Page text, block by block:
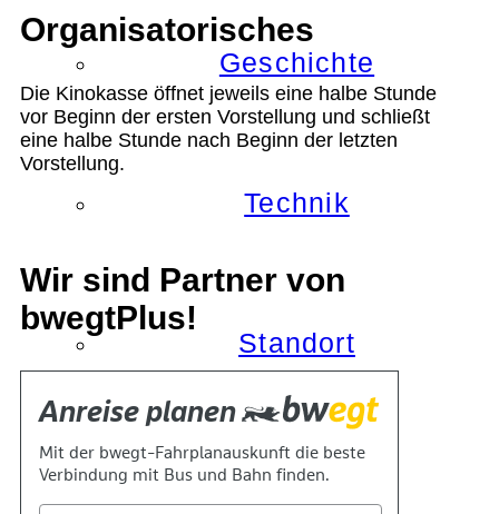
Geschichte
Technik
Standort
Verein
Organisatorisches
Die Kinokasse öffnet jeweils eine halbe Stunde
vor Beginn der ersten Vorstellung und schließt
eine halbe Stunde nach Beginn der letzten
Vorstellung.
Wir sind Partner von
bwegtPlus!